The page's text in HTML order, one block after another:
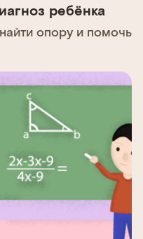
ребёнка
опору и помочь